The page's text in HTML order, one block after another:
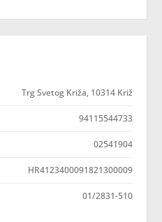
Trg Svetog Križa, 10314 Križ
94115544733
02541904
HR4123400091821300009
01/2831-510